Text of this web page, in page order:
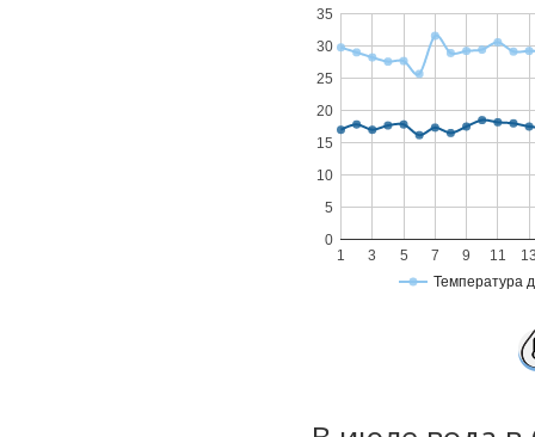
Температура
1 3 5 7 9 11
0
5
10
15
20
25
30
35